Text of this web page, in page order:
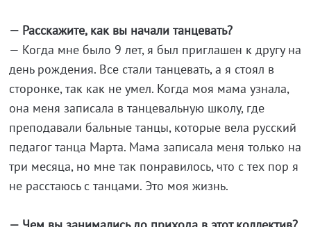
— Расскажите, как вы начали танцевать?
— Когда мне было 9 лет, я был приглашен к другу на
день рождения. Все стали танцевать, а я стоял в
сторонке, так как не умел. Когда моя мама узнала,
она меня записала в танцевальную школу, где
преподавали бальные танцы, которые вела русский
педагог танца Марта. Мама записала меня только на
три месяца, но мне так понравилось, что с тех пор я
не расстаюсь с танцами. Это моя жизнь.